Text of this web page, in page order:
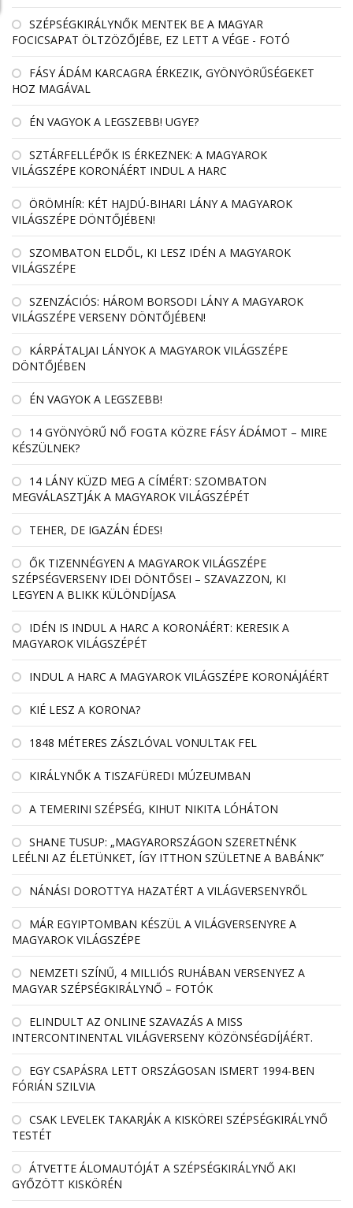
SZÉPSÉGKIRÁLYNŐK MENTEK BE A MAGYAR
FOCICSAPAT ÖLTZÖZŐJÉBE, EZ LETT A VÉGE - FOTÓ
FÁSY ÁDÁM KARCAGRA ÉRKEZIK, GYÖNYÖRŰSÉGEKET
HOZ MAGÁVAL
ÉN VAGYOK A LEGSZEBB! UGYE?
SZTÁRFELLÉPŐK IS ÉRKEZNEK: A MAGYAROK
VILÁGSZÉPE KORONÁÉRT INDUL A HARC
ÖRÖMHÍR: KÉT HAJDÚ-BIHARI LÁNY A MAGYAROK
VILÁGSZÉPE DÖNTŐJÉBEN!
SZOMBATON ELDŐL, KI LESZ IDÉN A MAGYAROK
VILÁGSZÉPE
SZENZÁCIÓS: HÁROM BORSODI LÁNY A MAGYAROK
VILÁGSZÉPE VERSENY DÖNTŐJÉBEN!
KÁRPÁTALJAI LÁNYOK A MAGYAROK VILÁGSZÉPE
DÖNTŐJÉBEN
ÉN VAGYOK A LEGSZEBB!
14 GYÖNYÖRŰ NŐ FOGTA KÖZRE FÁSY ÁDÁMOT – MIRE
KÉSZÜLNEK?
14 LÁNY KÜZD MEG A CÍMÉRT: SZOMBATON
MEGVÁLASZTJÁK A MAGYAROK VILÁGSZÉPÉT
TEHER, DE IGAZÁN ÉDES!
ŐK TIZENNÉGYEN A MAGYAROK VILÁGSZÉPE
SZÉPSÉGVERSENY IDEI DÖNTŐSEI – SZAVAZZON, KI
LEGYEN A BLIKK KÜLÖNDÍJASA
IDÉN IS INDUL A HARC A KORONÁÉRT: KERESIK A
MAGYAROK VILÁGSZÉPÉT
INDUL A HARC A MAGYAROK VILÁGSZÉPE KORONÁJÁÉRT
KIÉ LESZ A KORONA?
1848 MÉTERES ZÁSZLÓVAL VONULTAK FEL
KIRÁLYNŐK A TISZAFÜREDI MÚZEUMBAN
A TEMERINI SZÉPSÉG, KIHUT NIKITA LÓHÁTON
SHANE TUSUP: „MAGYARORSZÁGON SZERETNÉNK
LEÉLNI AZ ÉLETÜNKET, ÍGY ITTHON SZÜLETNE A BABÁNK”
NÁNÁSI DOROTTYA HAZATÉRT A VILÁGVERSENYRŐL
MÁR EGYIPTOMBAN KÉSZÜL A VILÁGVERSENYRE A
MAGYAROK VILÁGSZÉPE
NEMZETI SZÍNŰ, 4 MILLIÓS RUHÁBAN VERSENYEZ A
MAGYAR SZÉPSÉGKIRÁLYNŐ – FOTÓK
ELINDULT AZ ONLINE SZAVAZÁS A MISS
INTERCONTINENTAL VILÁGVERSENY KÖZÖNSÉGDÍJÁÉRT.
EGY CSAPÁSRA LETT ORSZÁGOSAN ISMERT 1994-BEN
FÓRIÁN SZILVIA
CSAK LEVELEK TAKARJÁK A KISKÖREI SZÉPSÉGKIRÁLYNŐ
TESTÉT
ÁTVETTE ÁLOMAUTÓJÁT A SZÉPSÉGKIRÁLYNŐ AKI
GYŐZÖTT KISKÖRÉN